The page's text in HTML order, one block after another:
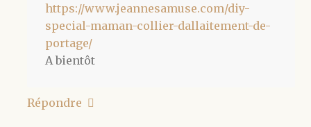
https://www.jeannesamuse.com/diy-
special-maman-collier-dallaitement-de-
portage/
A bientôt
Répondre